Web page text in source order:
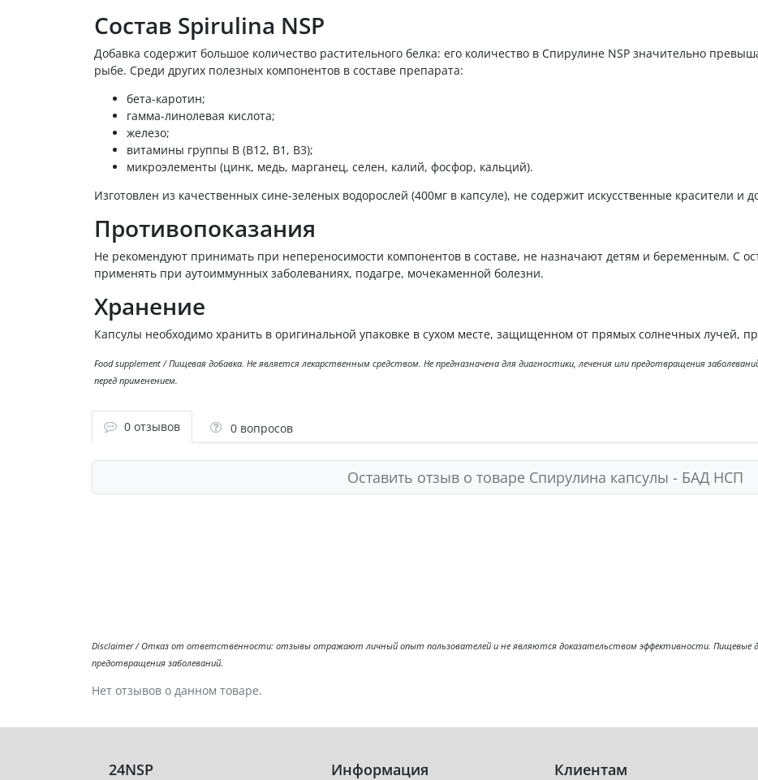
Состав Spirulina NSP
Добавка содержит большое количество растительного белка: его количество в Спирулине NSP значительно
рыбе. Среди других полезных компонентов в составе препарата:
бета-каротин;
гамма-линолевая кислота;
железо;
витамины группы B (В12, В1, В3);
микроэлементы (цинк, медь, марганец, селен, калий, фосфор, кальций).
Изготовлен из качественных сине-зеленых водорослей (400мг в капсуле), не содержит искусственные красители и
Противопоказания
Не рекомендуют принимать при непереносимости компонентов в составе, не назначают детям и беременным. С
применять при аутоиммунных заболеваниях, подагре, мочекаменной болезни.
Хранение
Капсулы необходимо хранить в оригинальной упаковке в сухом месте, защищенном от прямых солнечных лучей,
Food supplement / Пищевая добавка. Не является лекарственным средством. Не предназначена для диагностики, лечения или предотвращения
перед применением.
0 отзывов 0 вопросов
Оставить отзыв о товаре Спирулина капсулы - БАД НСП
Disclaimer / Отказ от ответственности: отзывы отражают личный опыт пользователей и не являются доказательством эффективности. Пищевые
предотвращения заболеваний.
Нет отзывов о данном товаре.
24NSP Информация Клиентам